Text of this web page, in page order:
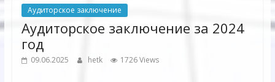
Аудиторское заключение
Аудиторское заключение за 2024
год
09.06.2025 hetk 1726 Views